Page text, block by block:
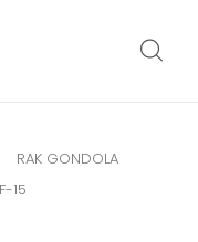
RAK GONDOLA
15